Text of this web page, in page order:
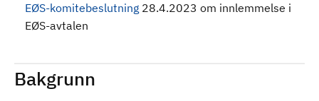
EØS-komitebeslutning 28.4.2023 om innlemmelse i
EØS-avtalen
Bakgrunn